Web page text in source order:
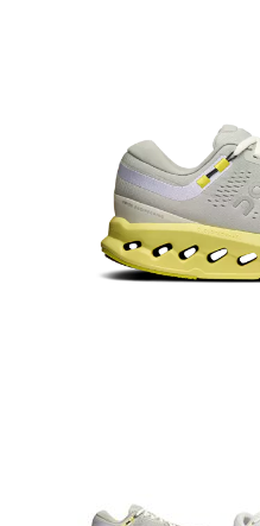
Triathlon
Yoga Fit
Addict